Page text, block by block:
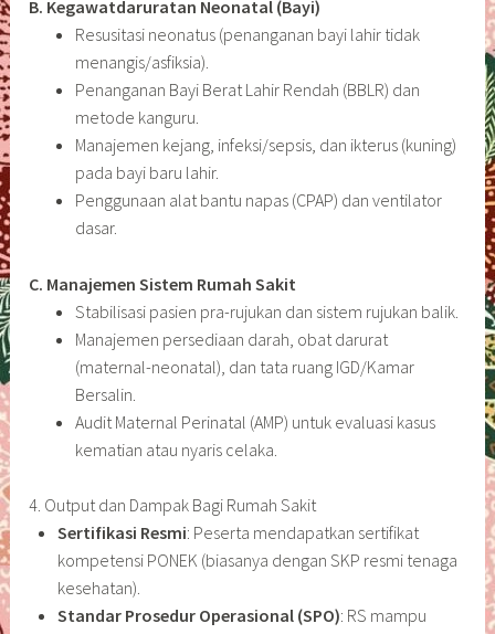
B. Kegawatdaruratan Neonatal (Bayi)
Resusitasi neonatus (penanganan bayi lahir tidak
menangis/asfiksia).
Penanganan Bayi Berat Lahir Rendah (BBLR) dan
metode kanguru.
Manajemen kejang, infeksi/sepsis, dan ikterus (kuning)
pada bayi baru lahir.
Penggunaan alat bantu napas (CPAP) dan ventilator
dasar.
C. Manajemen Sistem Rumah Sakit
Stabilisasi pasien pra-rujukan dan sistem rujukan balik.
Manajemen persediaan darah, obat darurat
(maternal-neonatal), dan tata ruang IGD/Kamar
Bersalin.
Audit Maternal Perinatal (AMP) untuk evaluasi kasus
kematian atau nyaris celaka.
4. Output dan Dampak Bagi Rumah Sakit
Sertifikasi Resmi: Peserta mendapatkan sertifikat
kompetensi PONEK (biasanya dengan SKP resmi tenaga
kesehatan).
Standar Prosedur Operasional (SPO): RS mampu